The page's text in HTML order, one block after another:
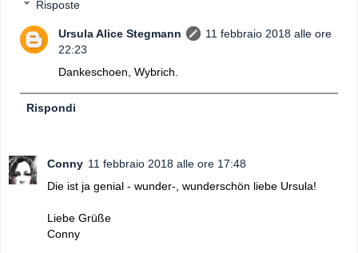
Risposte
Ursula Alice Stegmann
11 febbraio 2018 alle ore
22:23
Dankeschoen, Wybrich.
Rispondi
Conny 11 febbraio 2018 alle ore 17:48
Die ist ja genial - wunder-, wunderschön liebe Ursula!
Liebe Grüße
Conny